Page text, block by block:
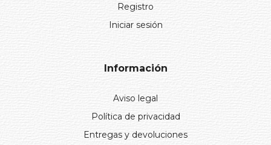
Registro
Iniciar sesión
Información
Aviso legal
Política de privacidad
Entregas y devoluciones